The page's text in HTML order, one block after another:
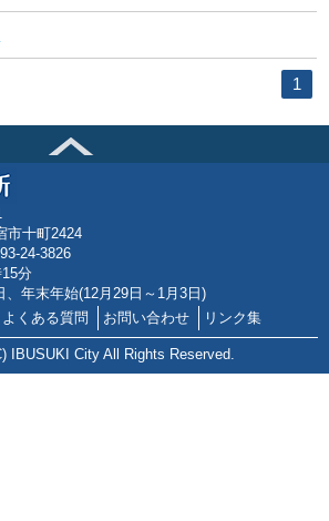
1
市十町2424
24-3826
分
、年末年始(12月29日～1月3日)
よくある質問 お問い合わせ リンク集
IBUSUKI City All Rights Reserved.